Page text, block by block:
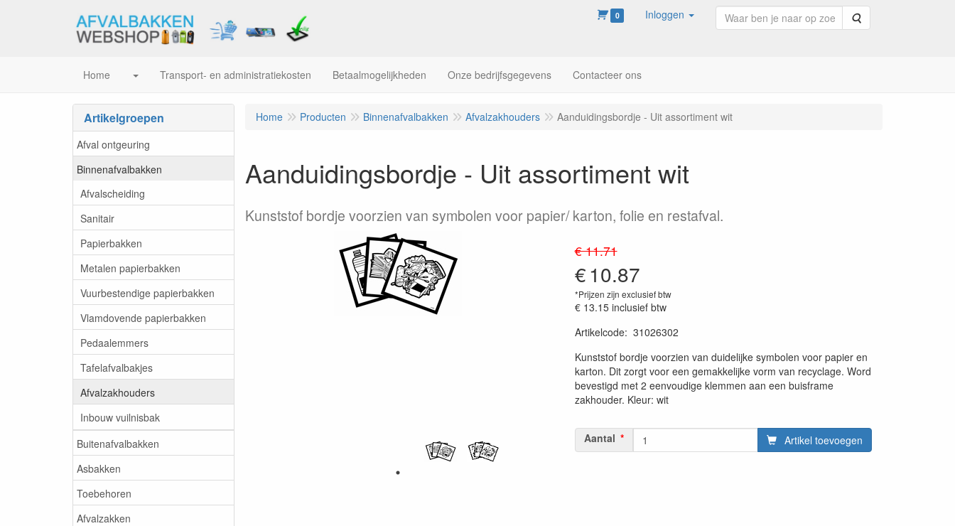
0 Inloggen Zoeken
Home Transport- en administratiekosten Betaalmogelijkheden Onze bedrijfsgegevens Contacteer ons
Artikelgroepen
Afval ontgeuring
Binnenafvalbakken
Afvalscheiding
Sanitair
Papierbakken
Metalen papierbakken
Vuurbestendige papierbakken
Vlamdovende papierbakken
Pedaalemmers
Tafelafvalbakjes
Afvalzakhouders
Inbouw vuilnisbak
Buitenafvalbakken
Asbakken
Toebehoren
Afvalzakken
Home Producten Binnenafvalbakken Afvalzakhouders Aanduidingsbordje - Uit assortiment wit
Aanduidingsbordje - Uit assortiment wit
Kunststof bordje voorzien van symbolen voor papier/ karton, folie en restafval.
€ 11.71
€10.87
*Prijzen zijn exclusief btw
€ 13.15 inclusief btw
Artikelcode: 31026302
Kunststof bordje voorzien van duidelijke symbolen voor papier en
karton. Dit zorgt voor een gemakkelijke vorm van recyclage. Word
bevestigd met 2 eenvoudige klemmen aan een buisframe
zakhouder. Kleur: wit
Aantal Artikel toevoegen